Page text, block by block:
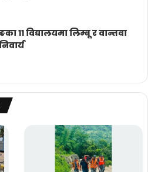
११ विद्यालयमा लिम्बू र वान्तवा